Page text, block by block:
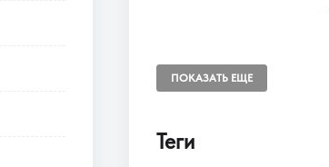
ПОКАЗАТЬ ЕЩЕ
Теги